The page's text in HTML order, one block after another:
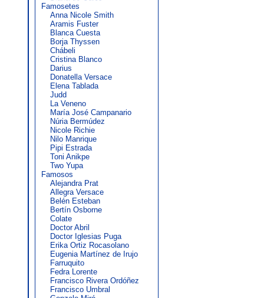
Famosetes
Anna Nicole Smith
Aramis Fuster
Blanca Cuesta
Borja Thyssen
Chábeli
Cristina Blanco
Darius
Donatella Versace
Elena Tablada
Judd
La Veneno
María José Campanario
Núria Bermúdez
Nicole Richie
Nilo Manrique
Pipi Estrada
Toni Anikpe
Two Yupa
Famosos
Alejandra Prat
Allegra Versace
Belén Esteban
Bertín Osborne
Colate
Doctor Abril
Doctor Iglesias Puga
Erika Ortiz Rocasolano
Eugenia Martínez de Irujo
Farruquito
Fedra Lorente
Francisco Rivera Ordóñez
Francisco Umbral